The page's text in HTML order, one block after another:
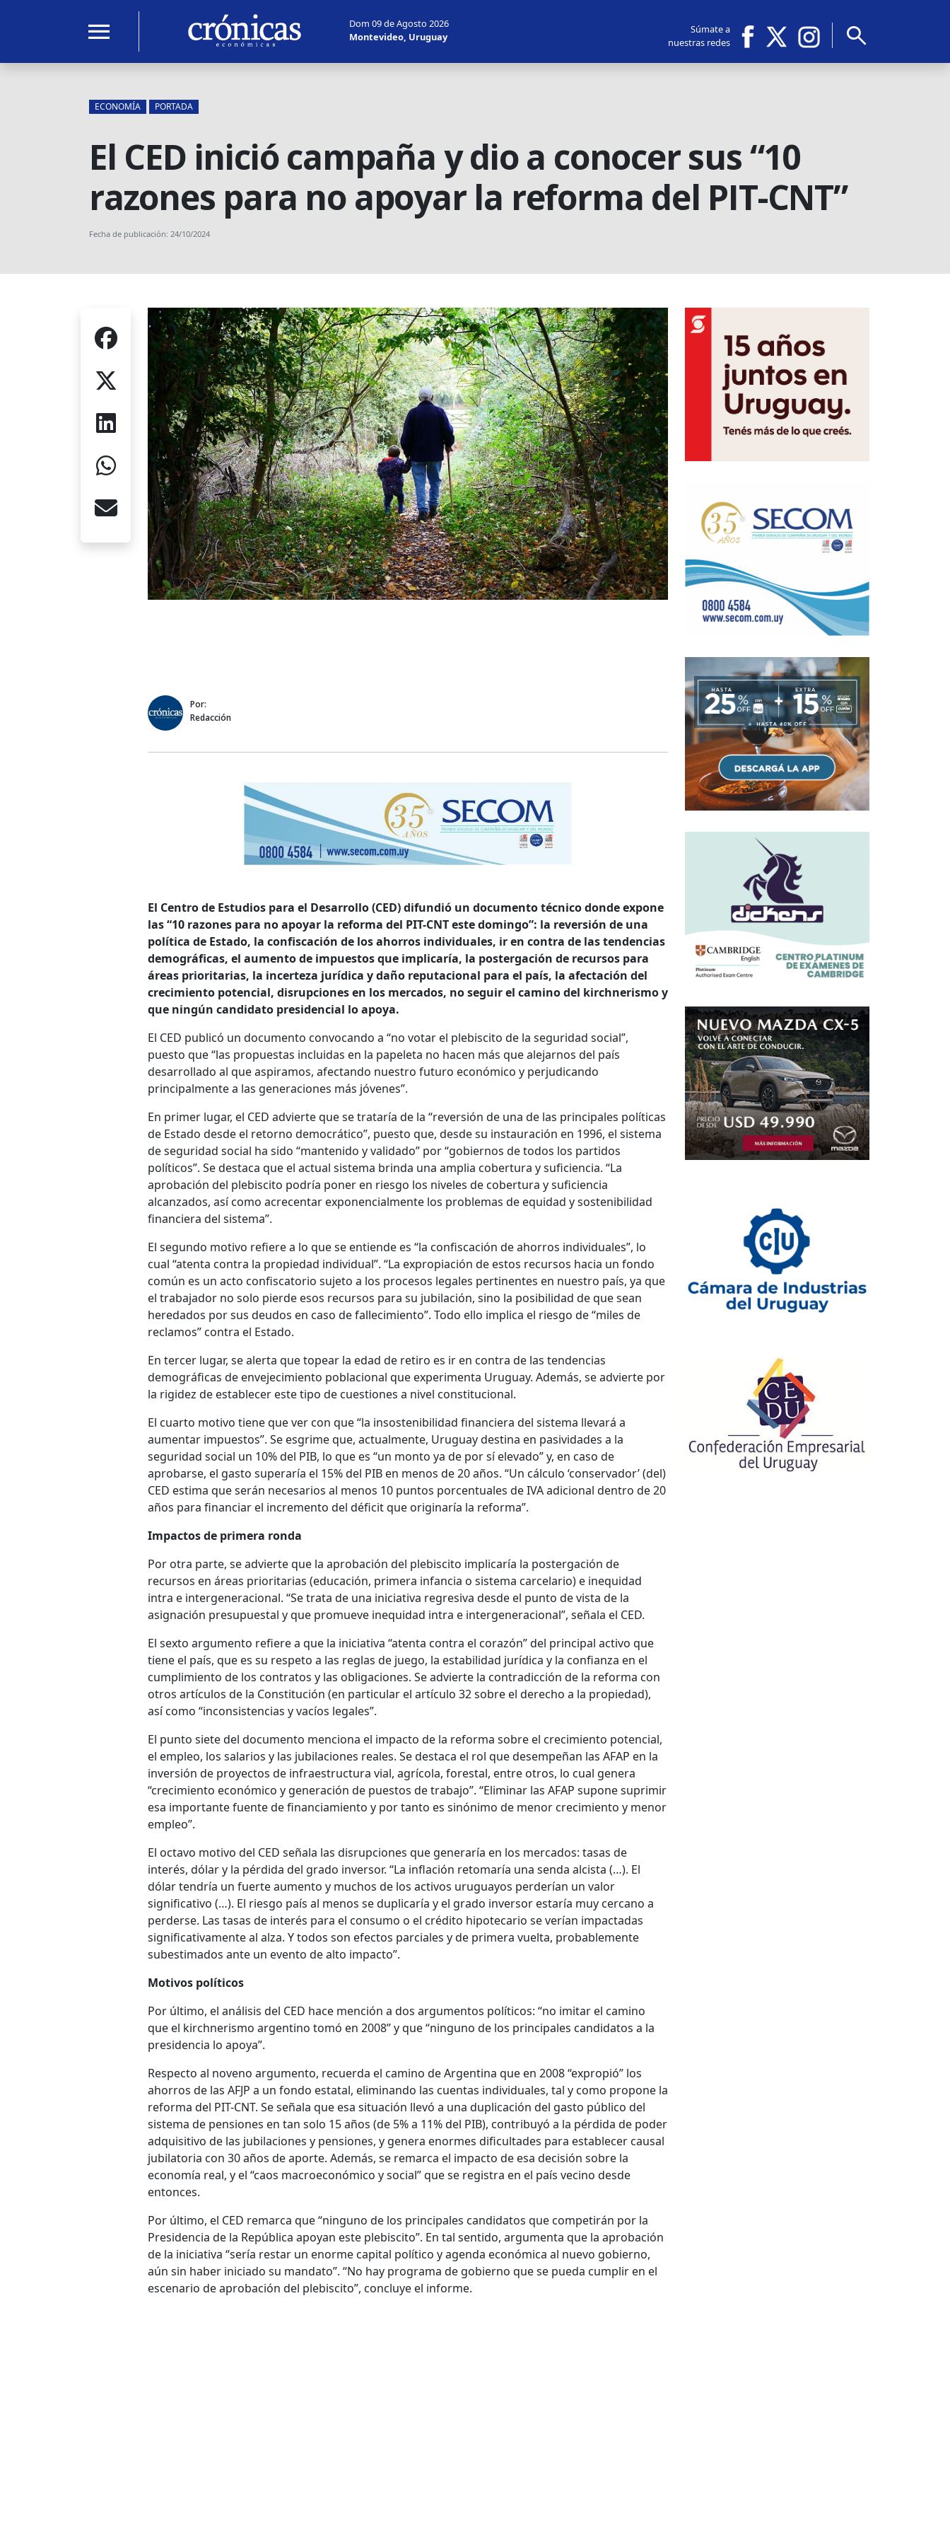
menu
Dom 09 de Agosto 2026
Montevideo, Uruguay
Súmate a
nuestras redes
search
ECONOMÍA PORTADA
El CED inició campaña y dio a conocer sus “10
razones para no apoyar la reforma del PIT-CNT”
Fecha de publicación: 24/10/2024
Por:
Redacción
El Centro de Estudios para el Desarrollo (CED) difundió un documento técnico donde expone
las “10 razones para no apoyar la reforma del PIT-CNT este domingo”: la reversión de una
política de Estado, la confiscación de los ahorros individuales, ir en contra de las tendencias
demográficas, el aumento de impuestos que implicaría, la postergación de recursos para
áreas prioritarias, la incerteza jurídica y daño reputacional para el país, la afectación del
crecimiento potencial, disrupciones en los mercados, no seguir el camino del kirchnerismo y
que ningún candidato presidencial lo apoya.
El CED publicó un documento convocando a “no votar el plebiscito de la seguridad social”,
puesto que “las propuestas incluidas en la papeleta no hacen más que alejarnos del país
desarrollado al que aspiramos, afectando nuestro futuro económico y perjudicando
principalmente a las generaciones más jóvenes”.
En primer lugar, el CED advierte que se trataría de la “reversión de una de las principales políticas
de Estado desde el retorno democrático”, puesto que, desde su instauración en 1996, el sistema
de seguridad social ha sido “mantenido y validado” por “gobiernos de todos los partidos
políticos”. Se destaca que el actual sistema brinda una amplia cobertura y suficiencia. “La
aprobación del plebiscito podría poner en riesgo los niveles de cobertura y suficiencia
alcanzados, así como acrecentar exponencialmente los problemas de equidad y sostenibilidad
financiera del sistema”.
El segundo motivo refiere a lo que se entiende es “la confiscación de ahorros individuales”, lo
cual “atenta contra la propiedad individual”. “La expropiación de estos recursos hacia un fondo
común es un acto confiscatorio sujeto a los procesos legales pertinentes en nuestro país, ya que
el trabajador no solo pierde esos recursos para su jubilación, sino la posibilidad de que sean
heredados por sus deudos en caso de fallecimiento”. Todo ello implica el riesgo de “miles de
reclamos” contra el Estado.
En tercer lugar, se alerta que topear la edad de retiro es ir en contra de las tendencias
demográficas de envejecimiento poblacional que experimenta Uruguay. Además, se advierte por
la rigidez de establecer este tipo de cuestiones a nivel constitucional.
El cuarto motivo tiene que ver con que “la insostenibilidad financiera del sistema llevará a
aumentar impuestos”. Se esgrime que, actualmente, Uruguay destina en pasividades a la
seguridad social un 10% del PIB, lo que es “un monto ya de por sí elevado” y, en caso de
aprobarse, el gasto superaría el 15% del PIB en menos de 20 años. “Un cálculo ‘conservador’ (del)
CED estima que serán necesarios al menos 10 puntos porcentuales de IVA adicional dentro de 20
años para financiar el incremento del déficit que originaría la reforma”.
Impactos de primera ronda
Por otra parte, se advierte que la aprobación del plebiscito implicaría la postergación de
recursos en áreas prioritarias (educación, primera infancia o sistema carcelario) e inequidad
intra e intergeneracional. “Se trata de una iniciativa regresiva desde el punto de vista de la
asignación presupuestal y que promueve inequidad intra e intergeneracional”, señala el CED.
El sexto argumento refiere a que la iniciativa “atenta contra el corazón” del principal activo que
tiene el país, que es su respeto a las reglas de juego, la estabilidad jurídica y la confianza en el
cumplimiento de los contratos y las obligaciones. Se advierte la contradicción de la reforma con
otros artículos de la Constitución (en particular el artículo 32 sobre el derecho a la propiedad),
así como “inconsistencias y vacíos legales”.
El punto siete del documento menciona el impacto de la reforma sobre el crecimiento potencial,
el empleo, los salarios y las jubilaciones reales. Se destaca el rol que desempeñan las AFAP en la
inversión de proyectos de infraestructura vial, agrícola, forestal, entre otros, lo cual genera
“crecimiento económico y generación de puestos de trabajo”. “Eliminar las AFAP supone suprimir
esa importante fuente de financiamiento y por tanto es sinónimo de menor crecimiento y menor
empleo”.
El octavo motivo del CED señala las disrupciones que generaría en los mercados: tasas de
interés, dólar y la pérdida del grado inversor. “La inflación retomaría una senda alcista (…). El
dólar tendría un fuerte aumento y muchos de los activos uruguayos perderían un valor
significativo (…). El riesgo país al menos se duplicaría y el grado inversor estaría muy cercano a
perderse. Las tasas de interés para el consumo o el crédito hipotecario se verían impactadas
significativamente al alza. Y todos son efectos parciales y de primera vuelta, probablemente
subestimados ante un evento de alto impacto”.
Motivos políticos
Por último, el análisis del CED hace mención a dos argumentos políticos: “no imitar el camino
que el kirchnerismo argentino tomó en 2008” y que “ninguno de los principales candidatos a la
presidencia lo apoya”.
Respecto al noveno argumento, recuerda el camino de Argentina que en 2008 “expropió” los
ahorros de las AFJP a un fondo estatal, eliminando las cuentas individuales, tal y como propone la
reforma del PIT-CNT. Se señala que esa situación llevó a una duplicación del gasto público del
sistema de pensiones en tan solo 15 años (de 5% a 11% del PIB), contribuyó a la pérdida de poder
adquisitivo de las jubilaciones y pensiones, y genera enormes dificultades para establecer causal
jubilatoria con 30 años de aporte. Además, se remarca el impacto de esa decisión sobre la
economía real, y el “caos macroeconómico y social” que se registra en el país vecino desde
entonces.
Por último, el CED remarca que “ninguno de los principales candidatos que competirán por la
Presidencia de la República apoyan este plebiscito”. En tal sentido, argumenta que la aprobación
de la iniciativa “sería restar un enorme capital político y agenda económica al nuevo gobierno,
aún sin haber iniciado su mandato”. “No hay programa de gobierno que se pueda cumplir en el
escenario de aprobación del plebiscito”, concluye el informe.